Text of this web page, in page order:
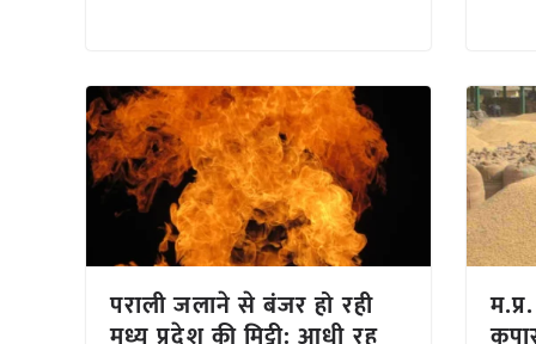
पराली जलाने से बंजर हो रही